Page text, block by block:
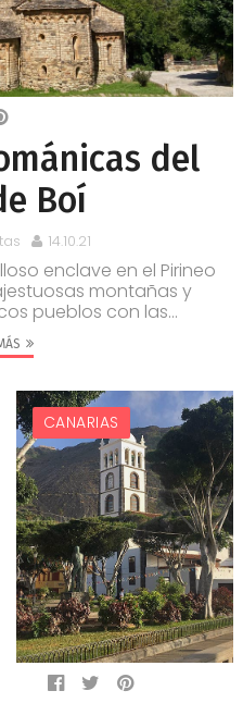
del
Boí
14.10.21
enclave en el Pirineo
montañas y
pueblos con las...
CANARIAS